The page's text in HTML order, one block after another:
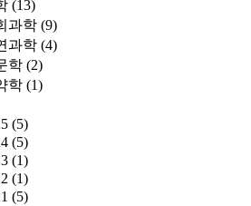
(13)
과학 (9)
과학 (4)
학 (2)
학 (1)
(5)
(5)
(1)
(1)
(5)